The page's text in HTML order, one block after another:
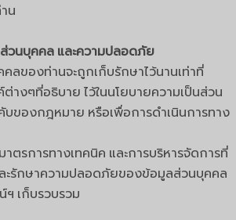
น
วนบุคคล และความปลอดภัย
ลของท่านจะถูกเก็บรักษาไว้นานเท่าที่
างๆที่อธิบาย ไว้ในนโยบายความเป็นส่วน
ของกฎหมาย หรือเพื่อการดำเนินการทาง
ตรการทางเทคนิค และการบริหารจัดการที่
ะรักษาความปลอดภัยของข้อมูลส่วนบุคคล
เก็บรวบรวม